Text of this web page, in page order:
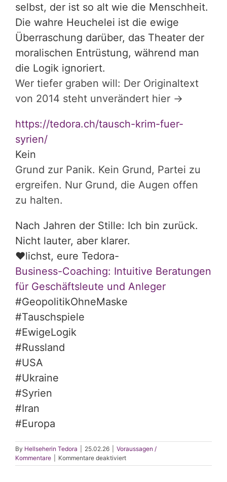
selbst, der ist so alt wie die Menschheit.
Die wahre Heuchelei ist die ewige
Überraschung darüber, das Theater der
moralischen Entrüstung, während man
die Logik ignoriert.
Wer tiefer graben will: Der Originaltext
von 2014 steht unverändert hier →
https://tedora.ch/tausch-krim-fuer-
syrien/
Kein
Grund zur Panik. Kein Grund, Partei zu
ergreifen. Nur Grund, die Augen offen
zu halten.
Nach Jahren der Stille: Ich bin zurück.
Nicht lauter, aber klarer.
❤️lichst, eure Tedora-
Business-Coaching: Intuitive Beratungen
für Geschäftsleute und Anleger
#GeopolitikOhneMaske
#Tauschspiele
#EwigeLogik
#Russland
#USA
#Ukraine
#Syrien
#Iran
#Europa
By Hellseherin Tedora 25.02.26
Voraussagen /
Kommentare
Kommentare deaktiviertfür
Tausch